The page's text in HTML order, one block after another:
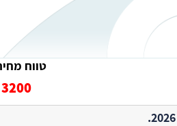
טווח
3200 ₪
הייתה לי להבה נמוכה וחזר אליי טכנאי
אמר לי שלא בהכרח אני צריך טכנאי ויכול